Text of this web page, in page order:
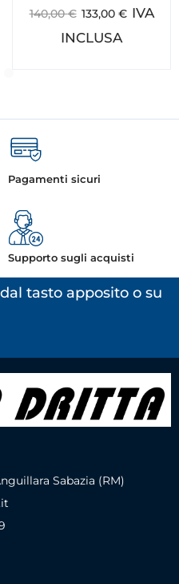
140,00€ 133,00 € IVA
INCLUSA
Pagamenti sicuri
Supporto sugli acquisti
tasto apposito o su
Sabazia (RM)